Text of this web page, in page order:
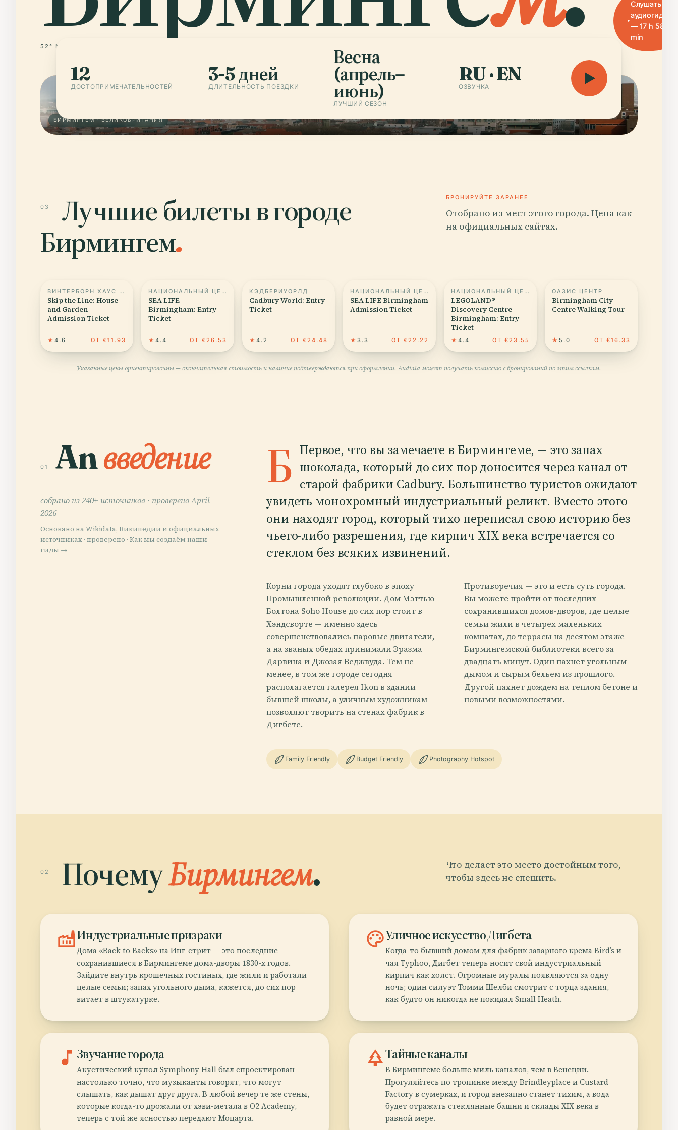
52° N · 1° W
Слушать
аудиогид
— 17 h 58
min
БИРМИНГЕМ · ВЕЛИКОБРИТАНИЯ
12
ДОСТОПРИМЕЧАТЕЛЬНОСТЕЙ
3-5 дней
ДЛИТЕЛЬНОСТЬ ПОЕЗДКИ
Весна
(апрель–
июнь)
ЛУЧШИЙ СЕЗОН
RU · EN
ОЗВУЧКА
03
Лучшие билеты в городе
Бирмингем.
БРОНИРУЙТЕ ЗАРАНЕЕ
Отобрано из мест этого города. Цена как
на официальных сайтах.
ВИНТЕРБОРН ХАУС И САД
Skip the Line: House
and Garden
Admission Ticket
★ 4.6 ОТ €11.93
НАЦИОНАЛЬНЫЙ ЦЕНТР МОРСКОЙ ЖИЗНИ
SEA LIFE
Birmingham: Entry
Ticket
★ 4.4 ОТ €26.53
КЭДБЕРИУОРЛД
Cadbury World: Entry
Ticket
★ 4.2 ОТ €24.48
НАЦИОНАЛЬНЫЙ ЦЕНТР МОРСКОЙ ЖИЗНИ
SEA LIFE Birmingham
Admission Ticket
★ 3.3 ОТ €22.22
НАЦИОНАЛЬНЫЙ ЦЕНТР МОРСКОЙ ЖИЗНИ
LEGOLAND®
Discovery Centre
Birmingham: Entry
Ticket
★ 4.4 ОТ €23.55
ОАЗИС ЦЕНТР
Birmingham City
Centre Walking Tour
★ 5.0 ОТ €16.33
Указанные цены ориентировочны — окончательная стоимость и наличие подтверждаются при оформлении. Audiala может получать комиссию с бронирований по этим ссылкам.
01 Anвведение
собрано из 240+ источников · проверено April
2026
Основано на Wikidata, Википедии и официальных
источниках · проверено · Как мы создаём наши
гиды →
Б Первое, что вы замечаете в Бирмингеме, — это запах
шоколада, который до сих пор доносится через канал от
старой фабрики Cadbury. Большинство туристов ожидают
увидеть монохромный индустриальный реликт. Вместо этого
они находят город, который тихо переписал свою историю без
чьего-либо разрешения, где кирпич XIX века встречается со
стеклом без всяких извинений.
Корни города уходят глубоко в эпоху
Промышленной революции. Дом Мэттью
Болтона Soho House до сих пор стоит в
Хэндсворте — именно здесь
совершенствовались паровые двигатели,
а на званых обедах принимали Эразма
Дарвина и Джозая Веджвуда. Тем не
менее, в том же городе сегодня
располагается галерея Ikon в здании
бывшей школы, а уличным художникам
позволяют творить на стенах фабрик в
Дигбете.
Противоречия — это и есть суть города.
Вы можете пройти от последних
сохранившихся домов-дворов, где целые
семьи жили в четырех маленьких
комнатах, до террасы на десятом этаже
Бирмингемской библиотеки всего за
двадцать минут. Один пахнет угольным
дымом и сырым бельем из прошлого.
Другой пахнет дождем на теплом бетоне и
новыми возможностями.
Family Friendly Budget Friendly Photography Hotspot
02 ПочемуБирмингем.
Что делает это место достойным того,
чтобы здесь не спешить.
factoryИндустриальные призраки
Дома «Back to Backs» на Инг-стрит — это последние
сохранившиеся в Бирмингеме дома-дворы 1830-х годов.
Зайдите внутрь крошечных гостиных, где жили и работали
целые семьи; запах угольного дыма, кажется, до сих пор
витает в штукатурке.
paletteУличное искусство Дигбета
Когда-то бывший домом для фабрик заварного крема Bird’s и
чая Typhoo, Дигбет теперь носит свой индустриальный
кирпич как холст. Огромные муралы появляются за одну
ночь; один силуэт Томми Шелби смотрит с торца здания,
как будто он никогда не покидал Small Heath.
music_note Звучание города
Акустический купол Symphony Hall был спроектирован
настолько точно, что музыканты говорят, что могут
слышать, как дышат друг друга. В любой вечер те же стены,
которые когда-то дрожали от хэви-метала в O2 Academy,
теперь с той же ясностью передают Моцарта.
parkТайные каналы
В Бирмингеме больше миль каналов, чем в Венеции.
Прогуляйтесь по тропинке между Brindleyplace и Custard
Factory в сумерках, и город внезапно станет тихим, а вода
будет отражать стеклянные башни и склады XIX века в
равной мере.